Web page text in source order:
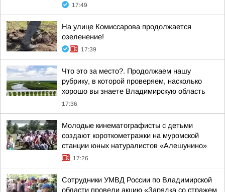
17:49
На улице Комиссарова продолжается
озеленение!
17:39
Что это за место?. Продолжаем нашу
рубрику, в которой проверяем, насколько
хорошо вы знаете Владимирскую область
17:36
Молодые кинематографисты с детьми
создают короткометражки на муромской
станции юных натуралистов «Алешунино»
17:26
Сотрудники УМВД России по Владимирской
области провели акцию «Зарядка со стражем